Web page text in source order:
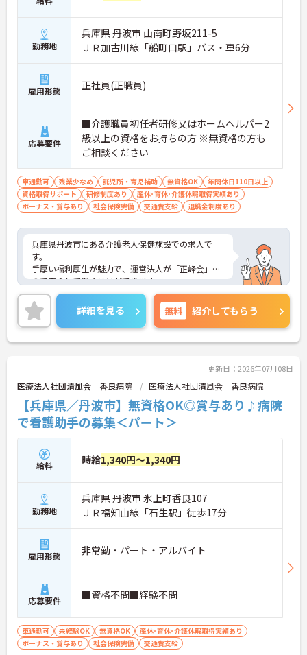
勤務地
兵庫県 丹波市 山南町野坂211-5
ＪＲ加古川線「船町口駅」バス・車6分
雇用形態 正社員(正職員)
応募要件
■介護職員初任者研修又はホームヘルパー2
級以上の資格をお持ちの方 ※無資格の方も
ご相談ください
車通勤可 残業少なめ 託児所・育児補助 無資格OK
年間休日110日以上
資格取得サポート
研修制度あり
産休･育休･介護休暇取得実績あり
ボーナス・賞与あり
社会保険完備 交通費支給 退職金制度あり
兵庫県丹波市にある介護老人保健施設での求人で
す。
手厚い福利厚生が魅力で、運営法人が「正峰会」な
ので安心して働くことができます。
ご興味をお持ちの方はお気軽にお問い合わせくださ
い。
詳細を見る 無料 紹介してもらう
更新日：2026年07月08日
医療法人社団清風会 香良病院 医療法人社団清風会 香良病院
【兵庫県／丹波市】無資格OK◎賞与あり♪病院
で看護助手の募集＜パート＞
給料 時給1,340円～1,340円
勤務地
兵庫県 丹波市 氷上町香良107
ＪＲ福知山線「石生駅」徒歩17分
雇用形態 非常勤・パート・アルバイト
応募要件 ■資格不問■経験不問
車通勤可 未経験OK 無資格OK
産休･育休･介護休暇取得実績あり
ボーナス・賞与あり
社会保険完備 交通費支給